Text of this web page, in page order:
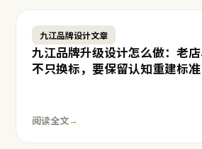
九江品牌设计文章
九江品牌升级设计怎么做：老
不只换标，要保留认知重建标准
阅读全文→